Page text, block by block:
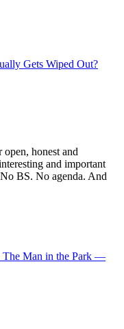
Gets Wiped Out?
honest and
and important
BS. No agenda. And
The Man in the Park —